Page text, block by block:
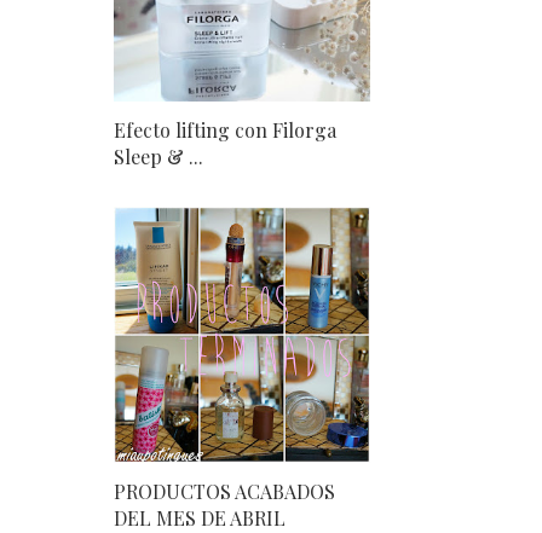
Efecto lifting con Filorga
Sleep & ...
PRODUCTOS ACABADOS
DEL MES DE ABRIL